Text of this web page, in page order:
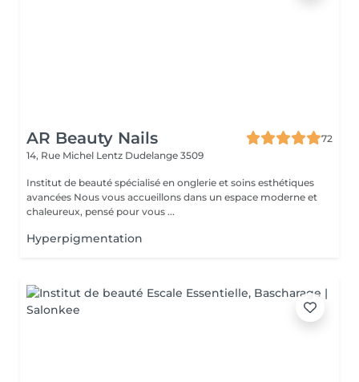
AR Beauty Nails
72
14, Rue Michel Lentz Dudelange 3509
Institut de beauté spécialisé en onglerie et soins esthétiques
avancées Nous vous accueillons dans un espace moderne et
chaleureux, pensé pour vous ...
Hyperpigmentation